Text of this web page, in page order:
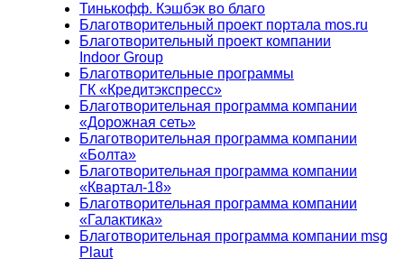
Тинькофф. Кэшбэк во благо
Благотворительный проект портала mos.ru
Благотворительный проект компании
Indoor Group
Благотворительные программы
ГК «Кредитэкспресс»
Благотворительная программа компании
«Дорожная сеть»
Благотворительная программа компании
«Болта»
Благотворительная программа компании
«Квартал-18»
Благотворительная программа компании
«Галактика»
Благотворительная программа компании msg
Plaut